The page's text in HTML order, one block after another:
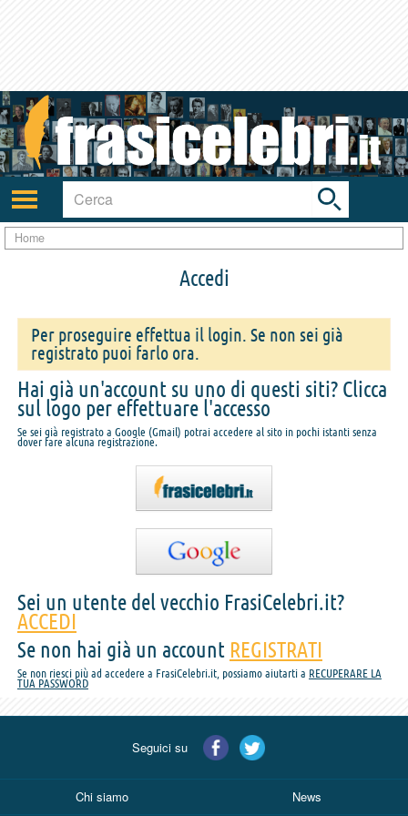
Attiva/disattiva
navigazione
Toggle
search
bar
Home
Accedi
Per proseguire effettua il login. Se non sei già
registrato puoi farlo ora.
Hai già un'account su uno di questi siti? Clicca
sul logo per effettuare l'accesso
Se sei già registrato a Google (Gmail) potrai accedere al sito in pochi istanti senza
dover fare alcuna registrazione.
Sei un utente del vecchio FrasiCelebri.it?
ACCEDI
Se non hai già un account REGISTRATI
Se non riesci più ad accedere a FrasiCelebri.it, possiamo aiutarti a RECUPERARE LA
TUA PASSWORD
Seguici su
Chi siamo News